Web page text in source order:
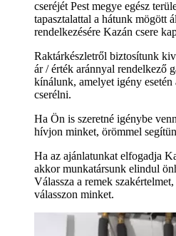
cseréjét Pest megye egész
tapasztalattal a hátunk mögött
rendelkezésére Kazán csere
Raktárkészletről biztosítunk
ár / érték aránnyal rendelkező
kínálunk, amelyet igény
cserélni.
Ha Ön is szeretné igénybe
hívjon minket, örömmel
Ha az ajánlatunkat elfogadja
akkor munkatársunk elindul
Válassza a remek
válasszon minket.